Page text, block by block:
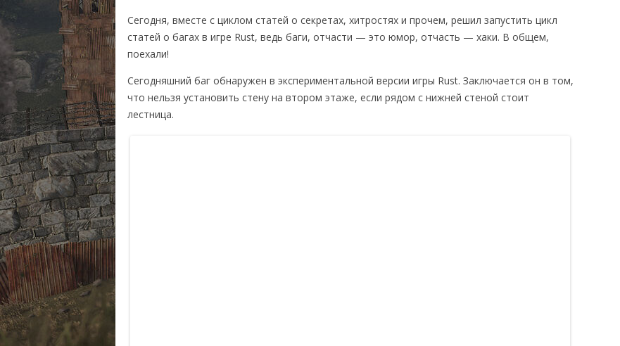
МОНИТОРИНГ СЕРВЕРОВ
RUST ВИДЕО
КУПИТЬ RUST В STEAM
Сегодня, вместе с циклом статей о секретах, хитростях и прочем, решил запустить цикл
статей о багах в игре Rust, ведь баги, отчасти — это юмор, отчасть — хаки. В общем,
поехали!
Сегодняшний баг обнаружен в экспериментальной версии игры Rust. Заключается он в том,
что нельзя установить стену на втором этаже, если рядом с нижней стеной стоит
лестница.